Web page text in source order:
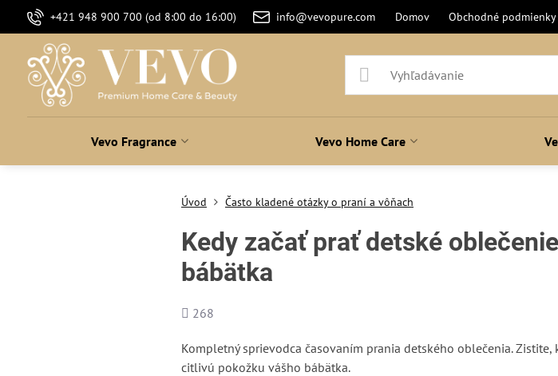
+421 948 900 700 (od 8:00 do 16:00) info@vevopure.com Domov Obchodné podmienky
Vevo Fragrance Vevo Home Care
Úvod Často kladené otázky o praní a vôňach
Kedy začať prať detské
bábätka
Počet
268
Kompletný sprievodca časovaním prania detského oblečenia.
citlivú pokožku vášho bábätka.